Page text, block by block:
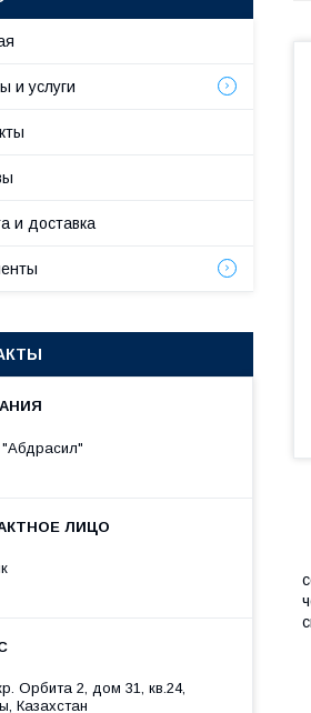
и услуги
и доставка
Орбита 2, дом 31, кв.24,
Казахстан